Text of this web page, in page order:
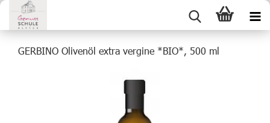
GERBINO Olivenöl extra vergine *BIO*, 500 ml